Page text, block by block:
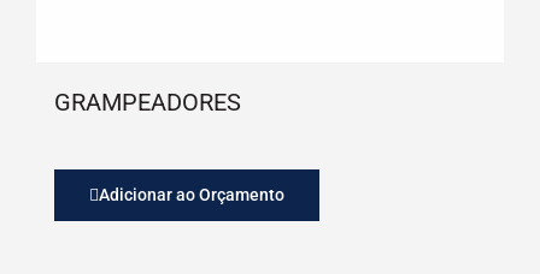
GRAMPEADORES
Adicionar ao Orçamento